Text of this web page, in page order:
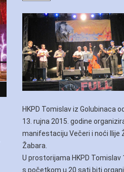
HKPD Tomislav iz Golubinaca
13. rujna 2015. godine
manifestaciju Večeri i noći Ilije
Žabara.
U prostorijama HKPD Tomislav
s početkom u 20 sati biti